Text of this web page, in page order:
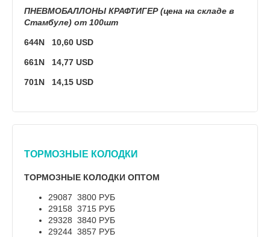
ПНЕВМОБАЛЛОНЫ КРАФТИГЕР (цена на складе в
Стамбуле) от 100шт
644N 10,60 USD
661N 14,77 USD
701N 14,15 USD
ТОРМОЗНЫЕ КОЛОДКИ
ТОРМОЗНЫЕ КОЛОДКИ ОПТОМ
29087 3800 РУБ
29158 3715 РУБ
29328 3840 РУБ
29244 3857 РУБ